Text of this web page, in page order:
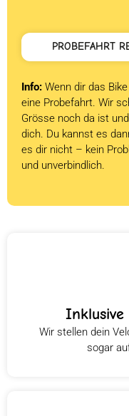
PROBEFAHRT
Info: Wenn dir das
eine Probefahrt. Wir
Grösse noch da ist
dich. Du kannst es
es dir nicht – kein
und unverbindlich.
Inklusive
Wir stellen dein
sogar